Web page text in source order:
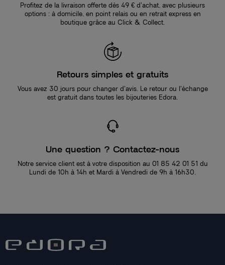
Profitez de la livraison offerte dès 49 € d’achat, avec plusieurs
options : à domicile, en point relais ou en retrait express en
boutique grâce au Click & Collect.
Retours simples et gratuits
Vous avez 30 jours pour changer d’avis. Le retour ou l’échange
est gratuit dans toutes les bijouteries Edora.
Une question ? Contactez-nous
Notre service client est à votre disposition au 01 85 42 01 51 du
Lundi de 10h à 14h et Mardi à Vendredi de 9h à 16h30.